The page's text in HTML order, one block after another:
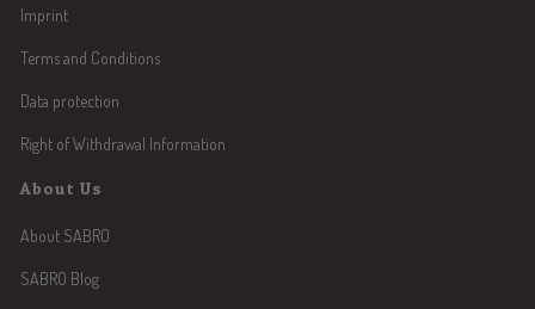
Imprint
Terms and Conditions
Data protection
Right of Withdrawal Information
About Us
About SABRO
SABRO Blog